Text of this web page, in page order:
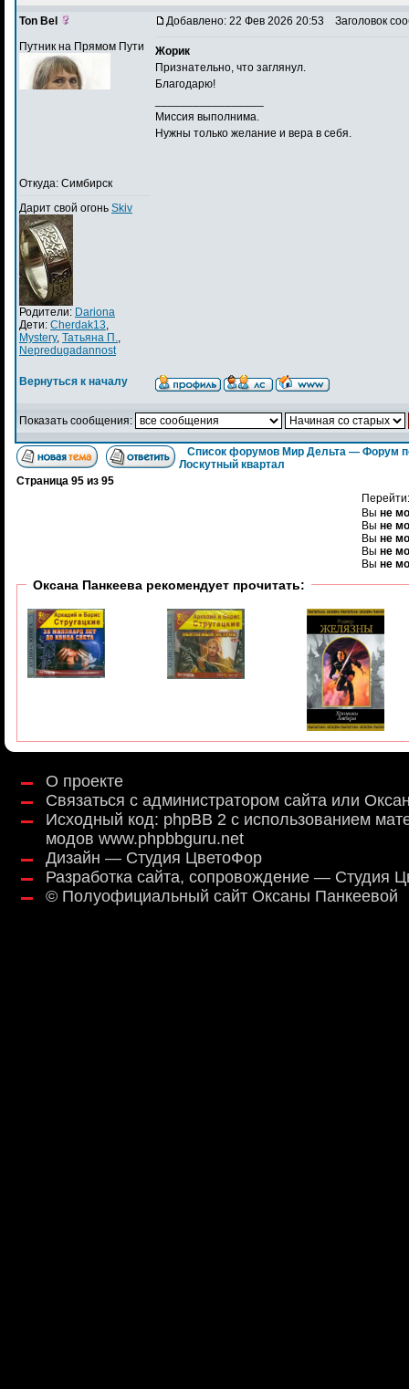
Ton Bel
Путник на Прямом Пути
Откуда: Симбирск
Дарит свой огонь Skiv
Родители: Dariona
Дети: Cherdak13
Mystery, Татьяна П.
Nepredugadannost
Добавлено: 22 Фев 2026 20:53 Заголовок
Жорик
Признательно, что заглянул.
Благодарю!
Миссия выполнима.
Нужны только желание и вера в себя.
Вернуться к началу
Показать сообщения:
Список форумов Мир Дельта — Форум
Лоскутный квартал
Страница 95 из 95
Вы не
Вы не
Вы не
Вы не
Вы не
Оксана Панкеева рекомендует прочитать:
О проекте
Связаться с администратором сайта или
Исходный код: phpBB 2 с использованием
модов www.phpbbguru.net
Дизайн — Студия ЦветоФор
Разработка сайта, сопровождение — Студия
© Полуофициальный сайт Оксаны Панкеевой